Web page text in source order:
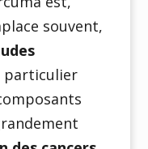
souvent,
particulier